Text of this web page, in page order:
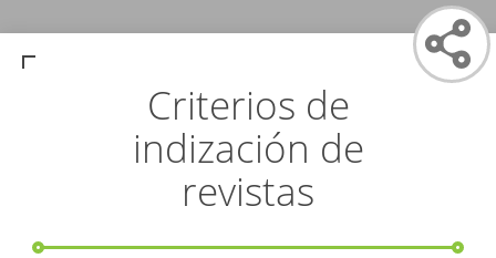
Criterios de
indización de
revistas